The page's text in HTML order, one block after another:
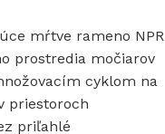
mŕtve rameno NPR
prostredia močiarov
cyklom na
priestoroch
priľahlé